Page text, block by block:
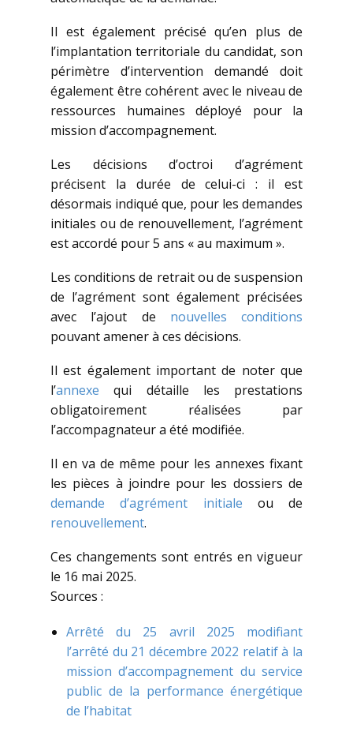
Il est également précisé qu’en plus de
l’implantation territoriale du candidat, son
périmètre d’intervention demandé doit
également être cohérent avec le niveau de
ressources humaines déployé pour la
mission d’accompagnement.
Les décisions d’octroi d’agrément
précisent la durée de celui-ci : il est
désormais indiqué que, pour les demandes
initiales ou de renouvellement, l’agrément
est accordé pour 5 ans « au maximum ».
Les conditions de retrait ou de suspension
de l’agrément sont également précisées
avec l’ajout de nouvelles conditions
pouvant amener à ces décisions.
Il est également important de noter que
l’annexe qui détaille les prestations
obligatoirement réalisées par
l’accompagnateur a été modifiée.
Il en va de même pour les annexes fixant
les pièces à joindre pour les dossiers de
demande d’agrément initiale ou de
renouvellement.
Ces changements sont entrés en vigueur
le 16 mai 2025.
Sources :
Arrêté du 25 avril 2025 modifiant
l’arrêté du 21 décembre 2022 relatif à la
mission d’accompagnement du service
public de la performance énergétique
de l’habitat